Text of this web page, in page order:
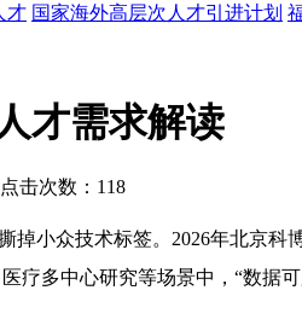
才 国家海外高层次人才引进计划
才需求解读
点击次数：118
掉小众技术标签。2026年北京
疗多中心研究等场景中，“数据